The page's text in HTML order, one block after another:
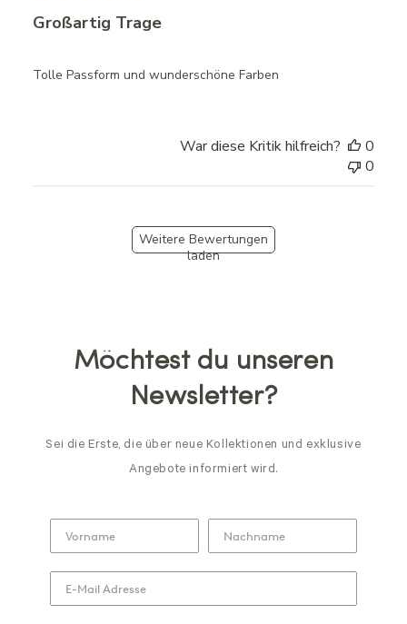
Großartig Trage
Tolle Passform und wunderschöne Farben
War diese Kritik hilfreich?
0
0
Weitere Bewertungen
laden
Möchtest du unseren
Newsletter?
Sei die Erste, die über neue Kollektionen und exklusive
Angebote informiert wird.